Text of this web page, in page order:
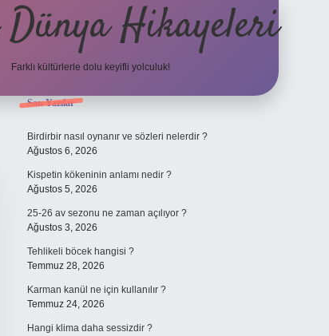
Hikayeleri
Farklı kültürlerle dolu keyifli yolculuk!
Sidebar
Son Yazılar
Birdirbir nasıl oynanır ve sözleri nelerdir ?
Ağustos 6, 2026
Kispetin kökeninin anlamı nedir ?
Ağustos 5, 2026
25-26 av sezonu ne zaman açılıyor ?
Ağustos 3, 2026
Tehlikeli böcek hangisi ?
Temmuz 28, 2026
Karman kanül ne için kullanılır ?
Temmuz 24, 2026
Hangi klima daha sessizdir ?